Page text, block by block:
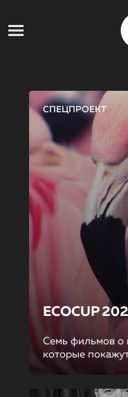
СПЕЦПРОЕКТ
ECOCUP
Семь фильмов о
которые